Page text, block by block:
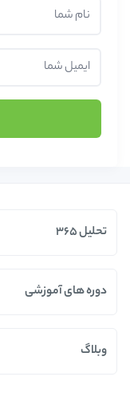
تحلیل 365
دوره های آموزشی
وبلاگ